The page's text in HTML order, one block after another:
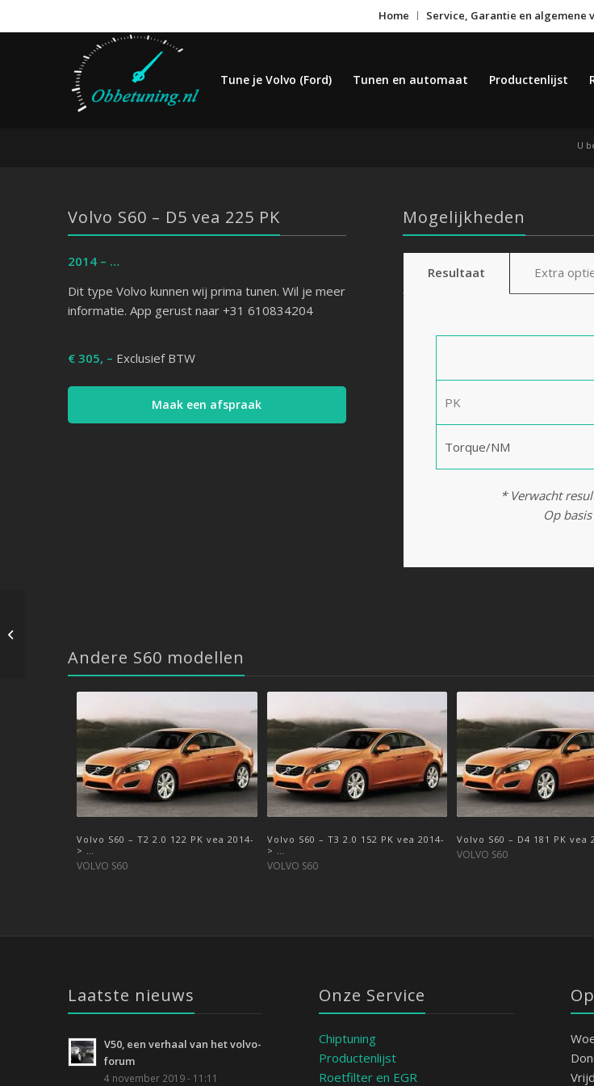
Home Service, Garantie en algemene
Tune je Volvo (Ford) Tunen en automaat Productenlijst
U
Volvo S60 – D5 vea 225 PK
2014– …
Dit type Volvo kunnen wij prima tunen. Wil je meer
informatie. App gerust naar +31 610834204
€ 305, – Exclusief BTW
Maak een afspraak
Mogelijkheden
Resultaat Extra
PK
Torque/NM
* Verwacht
Op
Andere S60 modellen
Volvo S60 – T2 2.0 122 PK vea 2014-
> …
VOLVO S60
Volvo S60 – T3 2.0 152 PK vea 2014-
> …
VOLVO S60
Volvo S60 – D4 181 PK vea
VOLVO S60
Laatste nieuws
V50, een verhaal van het volvo-
forum
4 november 2019 - 11:11
Onze Service
Chiptuning
Productenlijst
Roetfilter en EGR